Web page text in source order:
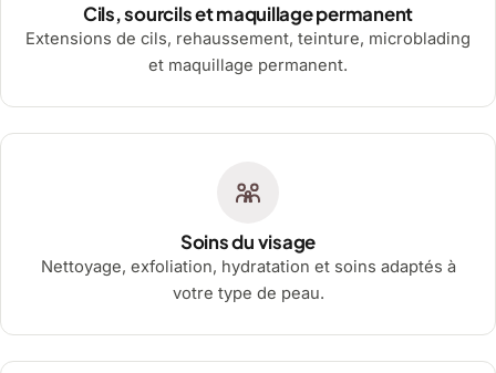
Cils, sourcils et maquillage permanent
Extensions de cils, rehaussement, teinture, microblading
et maquillage permanent.
Soins du visage
Nettoyage, exfoliation, hydratation et soins adaptés à
votre type de peau.